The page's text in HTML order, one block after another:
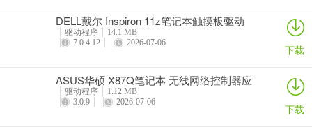
DELL戴尔 Inspiron 11z笔记本触摸板驱动
驱动程序
14.1 MB
7.0.4.12
2026-07-06 下载
ASUS华硕 X87Q笔记本 无线网络控制器应
用程序
驱动程序
1.12 MB
3.0.9
2026-07-06 下载